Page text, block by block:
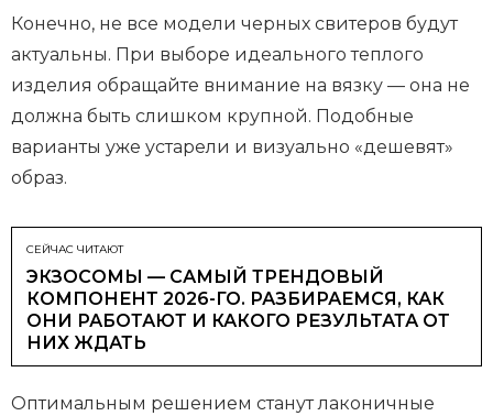
Конечно, не все модели черных свитеров будут
актуальны. При выборе идеального теплого
изделия обращайте внимание на вязку — она не
должна быть слишком крупной. Подобные
варианты уже устарели и визуально «дешевят»
образ.
СЕЙЧАС ЧИТАЮТ
ЭКЗОСОМЫ — САМЫЙ ТРЕНДОВЫЙ
КОМПОНЕНТ 2026-ГО. РАЗБИРАЕМСЯ, КАК
ОНИ РАБОТАЮТ И КАКОГО РЕЗУЛЬТАТА ОТ
НИХ ЖДАТЬ
Оптимальным решением станут лаконичные